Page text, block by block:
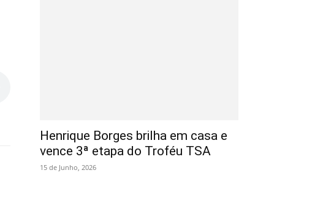
Henrique Borges brilha em casa e
vence 3ª etapa do Troféu TSA
15 de Junho, 2026